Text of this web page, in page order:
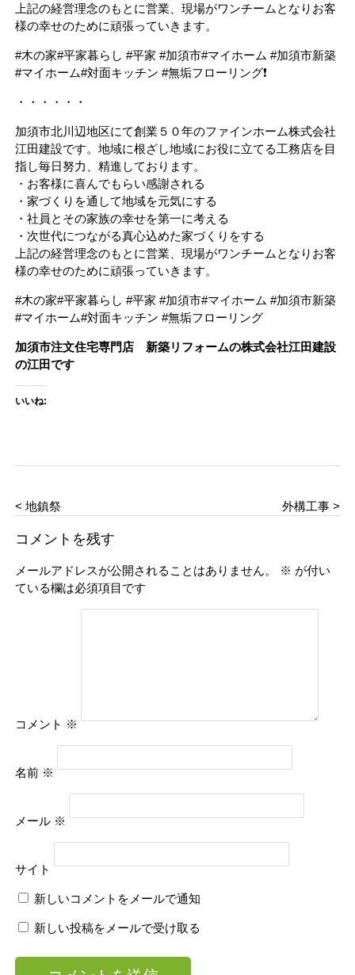
上記の経営理念のもとに営業、現場がワンチームとなりお客
様の幸せのために頑張っていきます。
#木の家#平家暮らし #平家 #加須市#マイホーム #加須市新築
#マイホーム#対面キッチン #無垢フローリング❗️
・・・・・・
加須市北川辺地区にて創業５０年のファインホーム株式会社
江田建設です。地域に根ざし地域にお役に立てる工務店を目
指し毎日努力、精進しております。
・お客様に喜んでもらい感謝される
・家づくりを通して地域を元気にする
・社員とその家族の幸せを第一に考える
・次世代につながる真心込めた家づくりをする
上記の経営理念のもとに営業、現場がワンチームとなりお客
様の幸せのために頑張っていきます。
#木の家#平家暮らし #平家 #加須市#マイホーム #加須市新築
#マイホーム#対面キッチン #無垢フローリング
加須市注文住宅専門店 新築リフォームの株式会社江田建設
の江田です
いいね:
< 地鎮祭 外構工事 >
コメントを残す
メールアドレスが公開されることはありません。 ※ が付い
ている欄は必須項目です
コメント ※
名前 ※
メール ※
サイト
新しいコメントをメールで通知
新しい投稿をメールで受け取る